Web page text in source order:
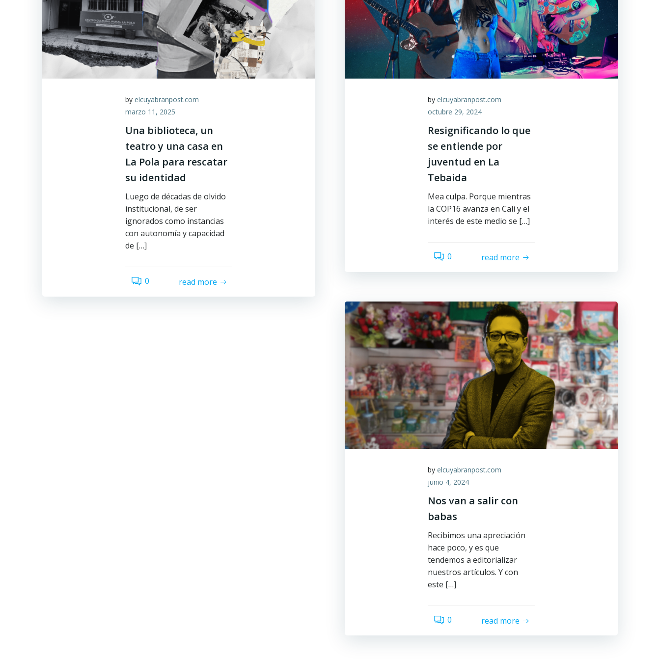
by elcuyabranpost.com
marzo 11, 2025
Una biblioteca, un
teatro y una casa en
La Pola para rescatar
su identidad
Luego de décadas de olvido
institucional, de ser
ignorados como instancias
con autonomía y capacidad
de […]
0 read more
by elcuyabranpost.com
octubre 29, 2024
Resignificando lo que
se entiende por
juventud en La
Tebaida
Mea culpa. Porque mientras
la COP16 avanza en Cali y el
interés de este medio se […]
0 read more
by elcuyabranpost.com
junio 4, 2024
Nos van a salir con
babas
Recibimos una apreciación
hace poco, y es que
tendemos a editorializar
nuestros artículos. Y con
este […]
0 read more